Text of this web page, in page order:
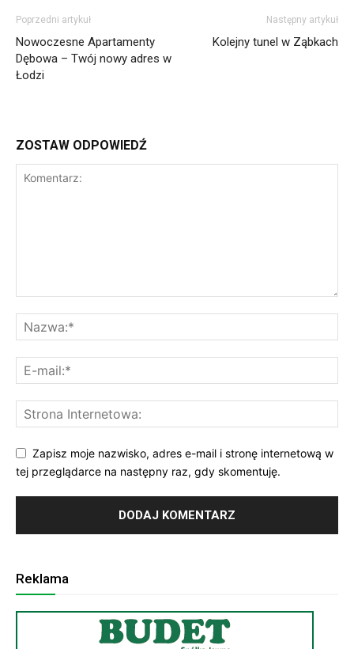
Poprzedni artykuł
Nowoczesne Apartamenty
Dębowa – Twój nowy adres w
Łodzi
Następny artykuł
Kolejny tunel w Ząbkach
ZOSTAW ODPOWIEDŹ
Zapisz moje nazwisko, adres e-mail i stronę internetową w
tej przeglądarce na następny raz, gdy skomentuję.
Reklama